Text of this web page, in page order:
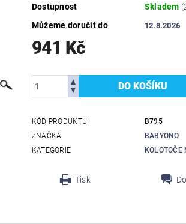
Dostupnost Skladem
Můžeme doručit do
12.8.2026
941 Kč
KÓD PRODUKTU
B795
ZNAČKA
BABYONO
KATEGORIE
KOLOTOČE
Tisk